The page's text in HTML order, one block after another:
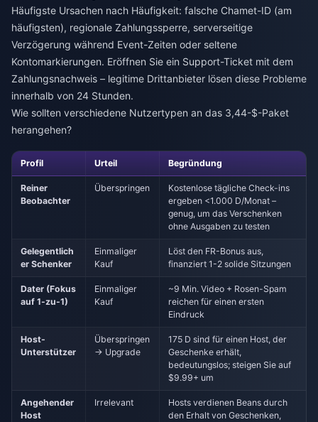
Häufigste Ursachen nach Häufigkeit: falsche Chamet-ID (am
häufigsten), regionale Zahlungssperre, serverseitige
Verzögerung während Event-Zeiten oder seltene
Kontomarkierungen. Eröffnen Sie ein Support-Ticket mit dem
Zahlungsnachweis – legitime Drittanbieter lösen diese Probleme
innerhalb von 24 Stunden.
Wie sollten verschiedene Nutzertypen an das 3,44-$-Paket
herangehen?
Profil Urteil Begründung
Reiner
Beobachter
Überspringen
Kostenlose tägliche Check-ins
ergeben <1.000 D/Monat –
genug, um das Verschenken
ohne Ausgaben zu testen
Gelegentlich
er Schenker
Einmaliger
Kauf
Löst den FR-Bonus aus,
finanziert 1-2 solide Sitzungen
Dater (Fokus
auf 1-zu-1)
Einmaliger
Kauf
~9 Min. Video + Rosen-Spam
reichen für einen ersten
Eindruck
Host-
Unterstützer
Überspringen
→ Upgrade
175 D sind für einen Host, der
Geschenke erhält,
bedeutungslos; steigen Sie auf
$9.99+ um
Angehender
Host
Irrelevant
Hosts verdienen Beans durch
den Erhalt von Geschenken,